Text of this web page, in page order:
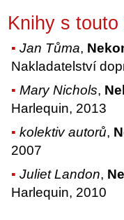
Knihy s touto
Jan Tůma,
Nakladatelství
Mary Nichols,
Harlequin, 2013
kolektiv autorů,
2007
Juliet Landon,
Harlequin, 2010